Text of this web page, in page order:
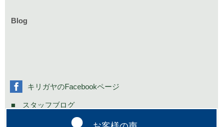
お知らせ一覧
Blog
社長の不定期日記
スタッフブログ
キリガヤのFacebookページ